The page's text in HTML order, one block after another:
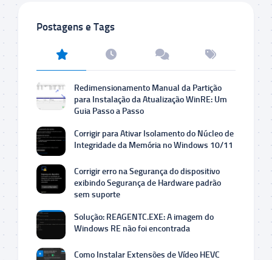
Postagens e Tags
Redimensionamento Manual da Partição
para Instalação da Atualização WinRE: Um
Guia Passo a Passo
Corrigir para Ativar Isolamento do Núcleo de
Integridade da Memória no Windows 10/11
Corrigir erro na Segurança do dispositivo
exibindo Segurança de Hardware padrão
sem suporte
Solução: REAGENTC.EXE: A imagem do
Windows RE não foi encontrada
Como Instalar Extensões de Vídeo HEVC